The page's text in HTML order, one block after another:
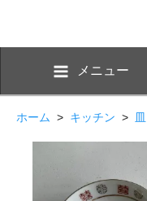
メニュー
ホーム > キッチン >